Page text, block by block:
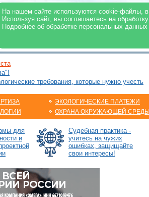
На нашем сайте используются cookie-файлы,
Используя сайт, вы соглашаетесь на
Подробнее об обработке персональных
| В ЖУРНАЛЕ В ИНТЕРНЕТ
требования, которые нужно учесть
ЭКОЛОГИЧЕСКИЕ ПЛАТЕЖИ
ОХРАНА ОКРУЖАЮЩЕЙ СРЕДЫ
для
и
Судебная практика -
учитесь на чужих
ошибках, защищайте
свои интересы!